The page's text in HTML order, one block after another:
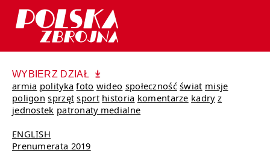
WYBIERZ DZIAŁ
armia polityka foto wideo społeczność świat misje
poligon sprzęt sport historia komentarze kadry z
jednostek patronaty medialne
ENGLISH
Prenumerata 2019